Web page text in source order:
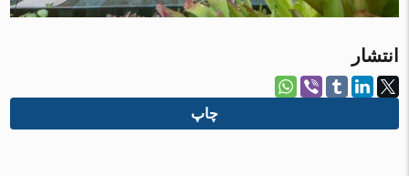
انتشار
چاپ